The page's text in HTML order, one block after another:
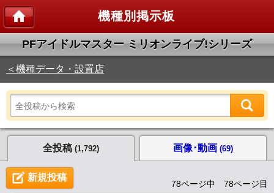
機種別掲示板
PFアイドルマスター ミリオンライブ!シリーズ
＜機種データ・設置店
全投稿 (1,792) 画像･動画 (69)
新規投稿
78ページ中 78ページ目